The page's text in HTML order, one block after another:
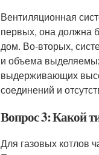
Вентиляционная
первых, она должна
дом. Во-вторых,
и объема
выдерживающих
соединений и
Вопрос 3: Какой
Для газовых котлов